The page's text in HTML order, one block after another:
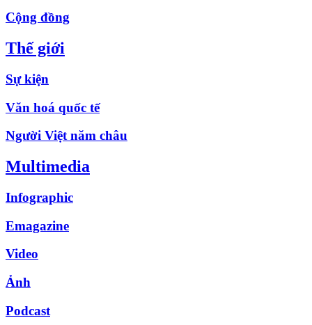
Cộng đồng
Thế giới
Sự kiện
Văn hoá quốc tế
Người Việt năm châu
Multimedia
Infographic
Emagazine
Video
Ảnh
Podcast